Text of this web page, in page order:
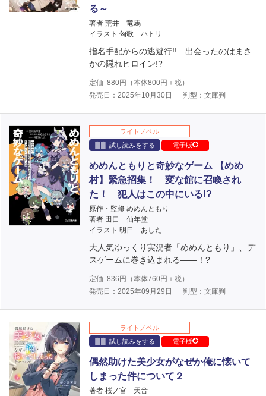
る～
著者 荒井 竜馬
イラスト 匈歌 ハトリ
指名手配からの逃避行!! 出会ったのはまさ
かの隠れヒロイン!?
定価 880円（本体800円＋税）
発売日：2025年10月30日
判型：文庫判
ライトノベル
試し読みをする
電子版
めめんともりと奇妙なゲーム 【めめ
村】緊急招集！ 変な館に召喚され
た！ 犯人はこの中にいる!?
原作・監修 めめんともり
著者 田口 仙年堂
イラスト 明日 あした
大人気ゆっくり実況者「めめんともり」、デ
スゲームに巻き込まれる――！?
定価 836 円（本体760円＋税）
発売日：2025年09月29日
判型：文庫判
ライトノベル
試し読みをする
電子版
偶然助けた美少女がなぜか俺に懐いて
しまった件について２
著者 桜ノ宮 天音